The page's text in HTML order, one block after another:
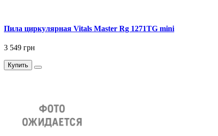
Пила циркулярная Vitals Master Rg 1271TG mini
3 549 грн
Купить